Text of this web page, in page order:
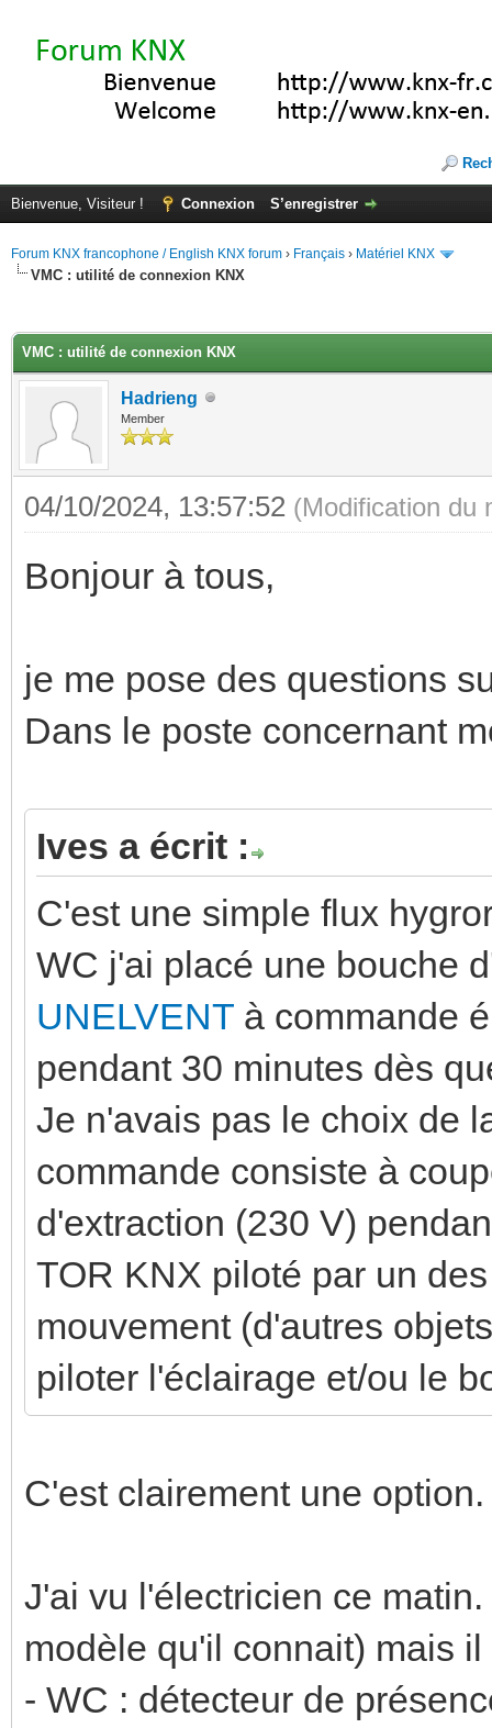
Bienvenue, Visiteur ! Connexion S’enregistrer
Forum KNX francophone / English KNX forum › Français › Matériel KNX
VMC : utilité de connexion KNX
VMC : utilité de connexion KNX
Hadrieng
Member
04/10/2024, 13:57:52 (Modification du
Bonjour à tous,
je me pose des questions
Dans le poste concernant
Ives a écrit :
C'est une simple flux
WC j'ai placé une bouche
UNELVENT à commande
pendant 30 minutes dès
Je n'avais pas le choix de
commande consiste à
d'extraction (230 V)
TOR KNX piloté par un
mouvement (d'autres
piloter l'éclairage et/ou le
C'est clairement une option.
J'ai vu l'électricien ce
modèle qu'il connait) mais
- WC : détecteur de